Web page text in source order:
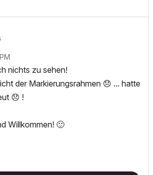
nichts zu sehen!
der Markierungsrahmen 😞 ... hatte
😞 !
Willkommen! 🙂